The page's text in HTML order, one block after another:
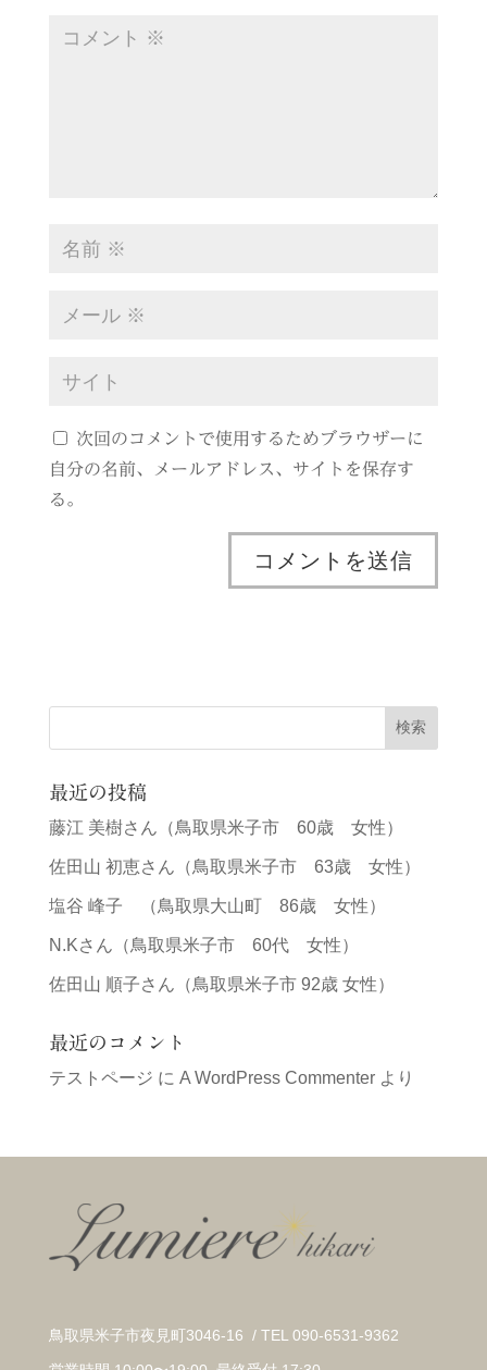
次回のコメントで使用するためブラウザーに
自分の名前、メールアドレス、サイトを保存す
る。
最近の投稿
藤江 美樹さん（鳥取県米子市 60歳 女性）
佐田山 初恵さん（鳥取県米子市 63歳 女性）
塩谷 峰子 （鳥取県大山町 86歳 女性）
N.Kさん（鳥取県米子市 60代 女性）
佐田山 順子さん（鳥取県米子市 92歳 女性）
最近のコメント
テストページ に A WordPress Commenterより
鳥取県米子市夜見町3046-16 / TEL 090-6531-9362